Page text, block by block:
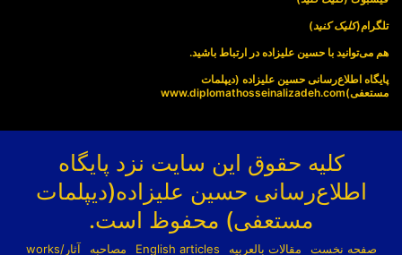
تلگرام(کلیک کنید)
هم می‌توانید با حسین علیزاده در ارتباط باشید.
پایگاه اطلاع‌رسانی حسین علیزاده (دیپلمات
مستعفی)www.diplomathosseinalizadeh.com
کلیه حقوق این سایت نزد پایگاه
اطلاع‌رسانی حسین علیزاده(دیپلمات
مستعفی) محفوظ است.
صفحه نخست مقالات بالعربیه English articles مصاحبه آثار/works